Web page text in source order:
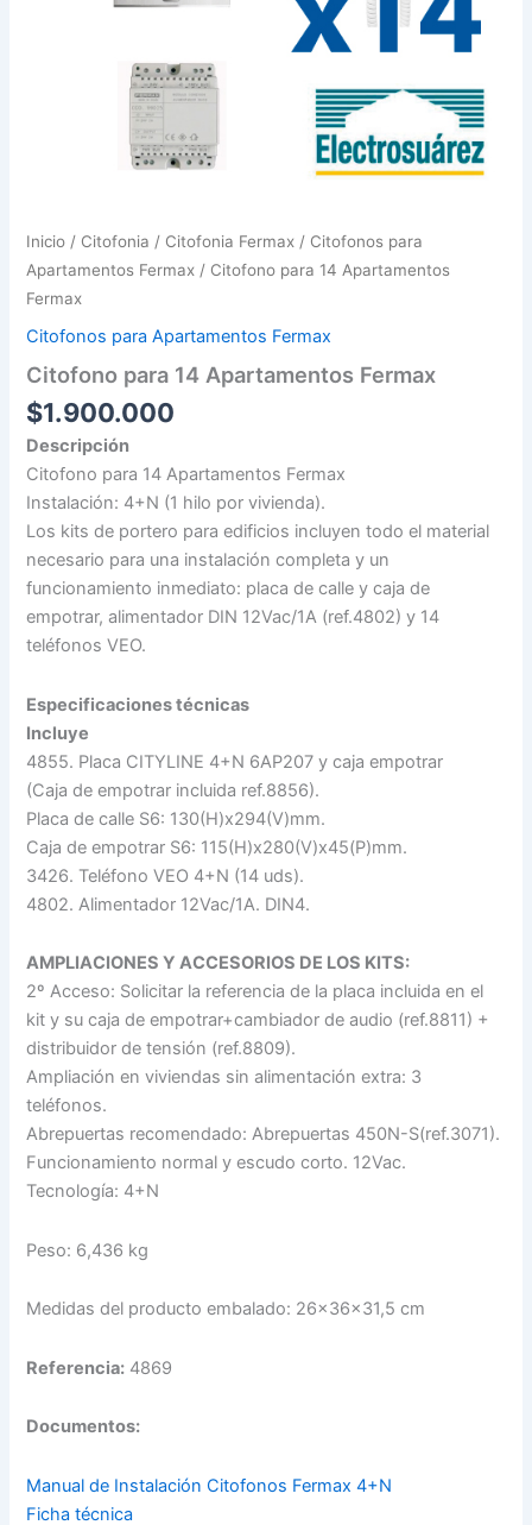
Inicio / Citofonia / Citofonia Fermax / Citofonos para
Apartamentos Fermax / Citofono para 14 Apartamentos
Fermax
Citofonos para Apartamentos Fermax
Citofono para 14 Apartamentos Fermax
$1.900.000
Descripción
Citofono para 14 Apartamentos Fermax
Instalación: 4+N (1 hilo por vivienda).
Los kits de portero para edificios incluyen todo el material
necesario para una instalación completa y un
funcionamiento inmediato: placa de calle y caja de
empotrar, alimentador DIN 12Vac/1A (ref.4802) y 14
teléfonos VEO.
Especificaciones técnicas
Incluye
4855. Placa CITYLINE 4+N 6AP207 y caja empotrar
(Caja de empotrar incluida ref.8856).
Placa de calle S6: 130(H)x294(V)mm.
Caja de empotrar S6: 115(H)x280(V)x45(P)mm.
3426. Teléfono VEO 4+N (14 uds).
4802. Alimentador 12Vac/1A. DIN4.
AMPLIACIONES Y ACCESORIOS DE LOS KITS:
2º Acceso: Solicitar la referencia de la placa incluida en el
kit y su caja de empotrar+cambiador de audio (ref.8811) +
distribuidor de tensión (ref.8809).
Ampliación en viviendas sin alimentación extra: 3
teléfonos.
Abrepuertas recomendado: Abrepuertas 450N-S(ref.3071).
Funcionamiento normal y escudo corto. 12Vac.
Tecnología: 4+N
Peso: 6,436 kg
Medidas del producto embalado: 26x36x31,5 cm
Referencia: 4869
Documentos:
Manual de Instalación Citofonos Fermax 4+N
Ficha técnica